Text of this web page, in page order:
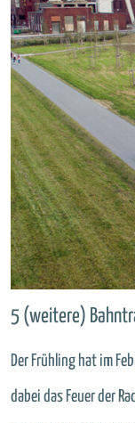
5 (weitere)
Der Frühling hat im
dabei das Feuer der